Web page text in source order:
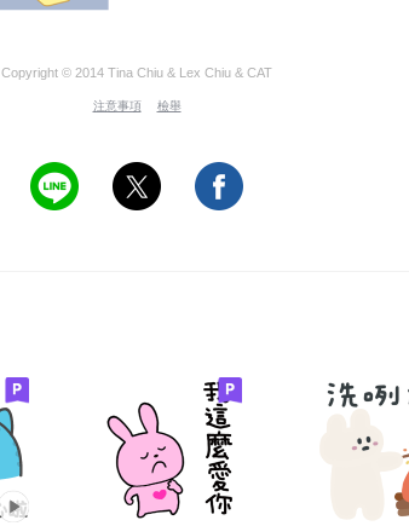
Copyright © 2014 Tina Chiu & Lex Chiu & CAT
注意事項 檢舉